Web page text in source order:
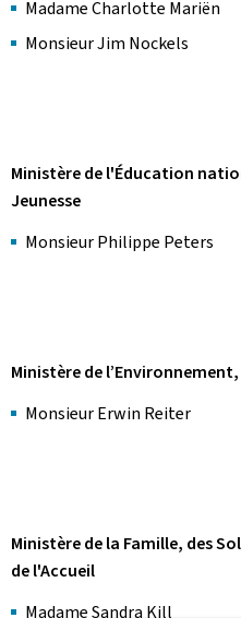
Madame Charlotte Mariën
Monsieur Jim Nockels
Ministère de l'Éducation
Jeunesse
Monsieur Philippe Peters
Ministère de
Monsieur Erwin Reiter
Ministère de la Famille, des
de l'Accueil
Madame Sandra Kill